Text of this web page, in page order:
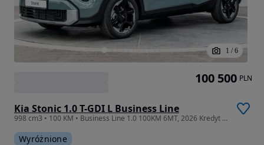
1 / 6
Kia Stonic 1.0 T-GDI L Business Line
998 cm3 • 100 KM • Business Line 1.0 100KM 6MT, 2026 Kredyt 50/50 0%,Od ręki!
Wyróżnione
100 500 PLN